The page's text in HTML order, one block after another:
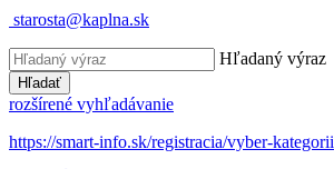
starosta@kaplna.sk
Hľadaný výraz
Hľadať
rozšírené vyhľadávanie
https://smart-info.sk/registracia/vyber-kategorii